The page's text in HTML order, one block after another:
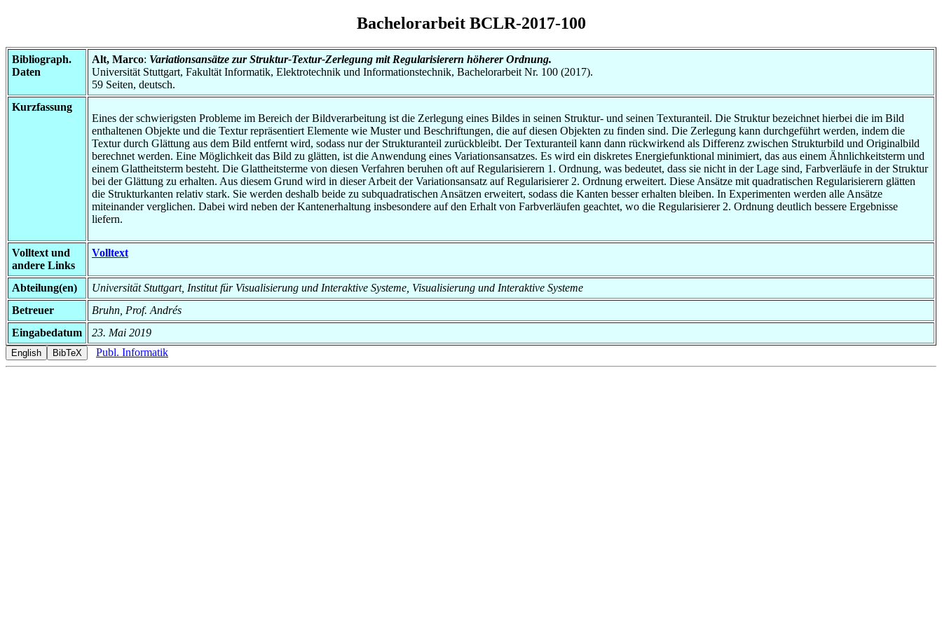
Bachelorarbeit BCLR-2017-100
Bibliograph.
Daten
Alt, Marco: Variationsansätze zur Struktur-Textur-Zerlegung mit Regularisierern höherer Ordnung.
Universität Stuttgart, Fakultät Informatik, Elektrotechnik und Informationstechnik, Bachelorarbeit Nr. 100 (2017).
59 Seiten, deutsch.
Kurzfassung
Eines der schwierigsten Probleme im Bereich der Bildverarbeitung ist die Zerlegung eines Bildes in seinen Struktur- und seinen Texturanteil. Die Struktur bezeichnet hierbei die im Bild
enthaltenen Objekte und die Textur repräsentiert Elemente wie Muster und Beschriftungen, die auf diesen Objekten zu finden sind. Die Zerlegung kann durchgeführt werden, indem die
Textur durch Glättung aus dem Bild entfernt wird, sodass nur der Strukturanteil zurückbleibt. Der Texturanteil kann dann rückwirkend als Differenz zwischen Strukturbild und Originalbild
berechnet werden. Eine Möglichkeit das Bild zu glätten, ist die Anwendung eines Variationsansatzes. Es wird ein diskretes Energiefunktional minimiert, das aus einem Ähnlichkeitsterm und
einem Glattheitsterm besteht. Die Glattheitsterme von diesen Verfahren beruhen oft auf Regularisierern 1. Ordnung, was bedeutet, dass sie nicht in der Lage sind, Farbverläufe in der Struktur
bei der Glättung zu erhalten. Aus diesem Grund wird in dieser Arbeit der Variationsansatz auf Regularisierer 2. Ordnung erweitert. Diese Ansätze mit quadratischen Regularisierern glätten
die Strukturkanten relativ stark. Sie werden deshalb beide zu subquadratischen Ansätzen erweitert, sodass die Kanten besser erhalten bleiben. In Experimenten werden alle Ansätze
miteinander verglichen. Dabei wird neben der Kantenerhaltung insbesondere auf den Erhalt von Farbverläufen geachtet, wo die Regularisierer 2. Ordnung deutlich bessere Ergebnisse
liefern.
Volltext und
andere Links
Volltext
Abteilung(en)
Universität Stuttgart, Institut für Visualisierung und Interaktive Systeme, Visualisierung und Interaktive Systeme
Betreuer
Bruhn, Prof. Andrés
Eingabedatum
23. Mai 2019
Publ. Informatik